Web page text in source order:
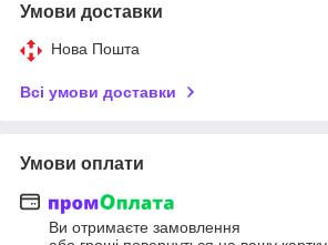
Умови доставки
Нова Пошта
Всі умови доставки
Умови оплати
Ви отримаєте замовлення